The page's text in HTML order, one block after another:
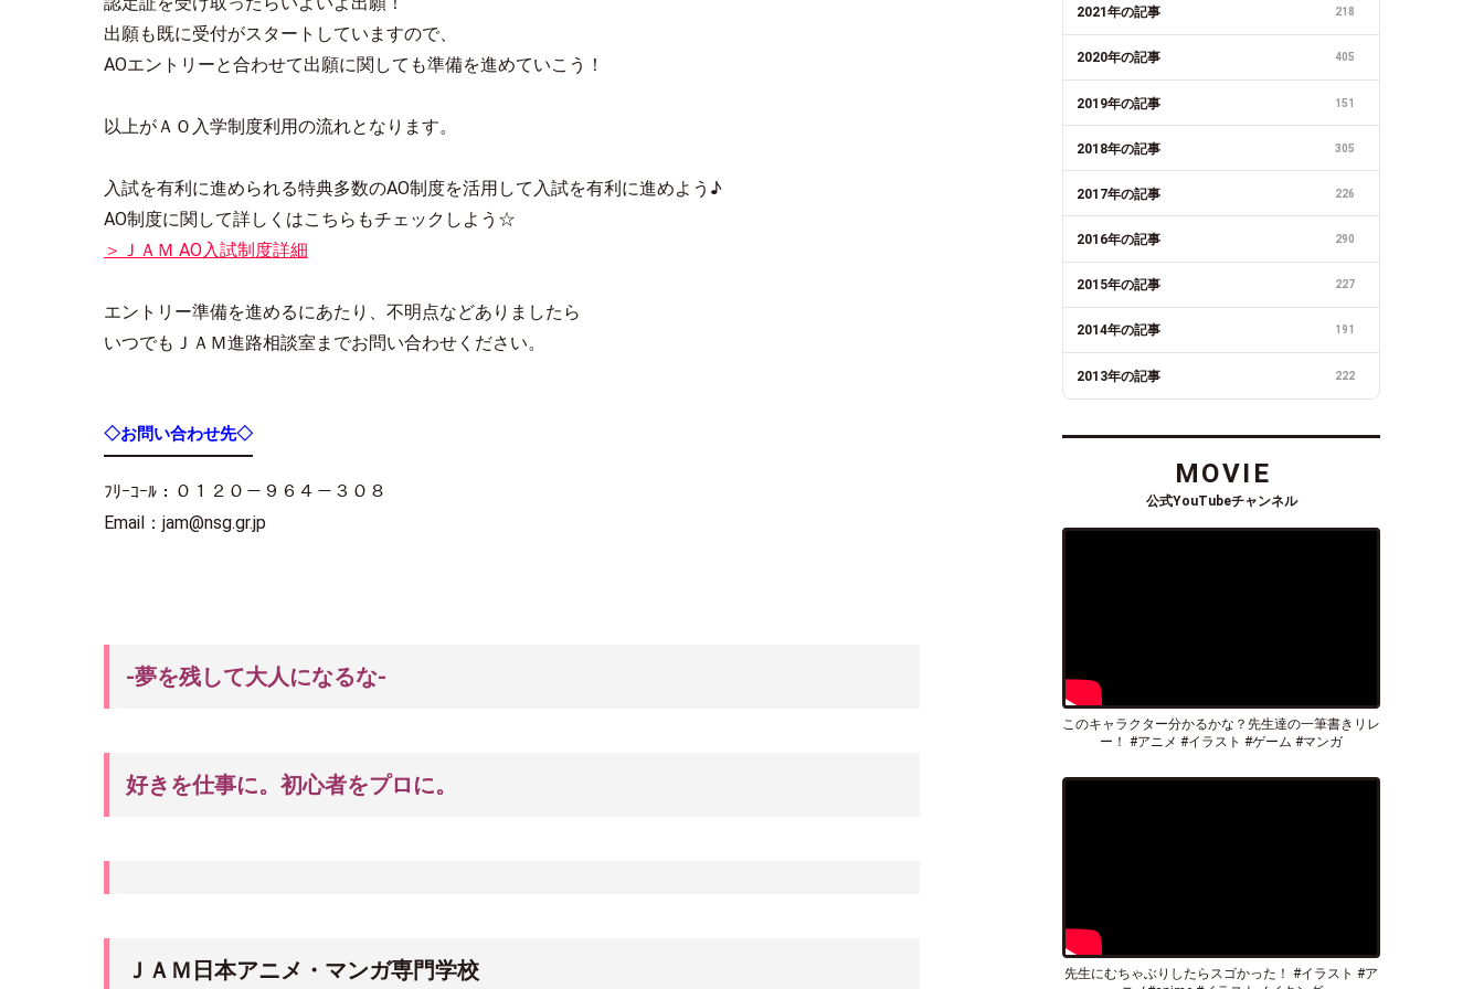
出願も既に受付がスタートしていますので、
AOエントリーと合わせて出願に関しても準備を進めていこう！
以上がＡＯ入学制度利用の流れとなります。
入試を有利に進められる特典多数のAO制度を活用して入試を有利に進めよう♪
AO制度に関して詳しくはこちらもチェックしよう☆
＞ＪＡＭ AO入試制度詳細
エントリー準備を進めるにあたり、不明点などありましたら
いつでもＪＡＭ進路相談室までお問い合わせください。
◇お問い合わせ先◇
ﾌﾘｰｺｰﾙ：０１２０－９６４－３０８
Email：jam@nsg.gr.jp
-夢を残して大人になるな-
好きを仕事に。初心者をプロに。
ＪＡＭ日本アニメ・マンガ専門学校
2021年の記事 218
2020年の記事 405
2019年の記事 151
2018年の記事 305
2017年の記事 226
2016年の記事 290
2015年の記事 227
2014年の記事 191
2013年の記事 222
MOVIE
公式YouTubeチャンネル
このキャラクター分かるかな？先生達の一筆書きリレ
ー！ #アニメ #イラスト #ゲーム #マンガ
先生にむちゃぶりしたらスゴかった！ #イラスト #ア